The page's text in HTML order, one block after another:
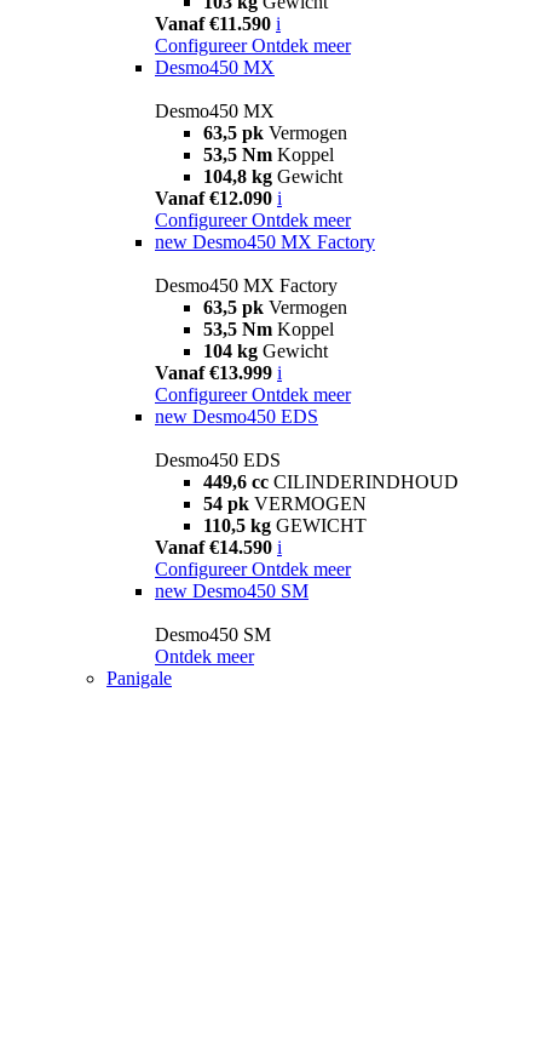
Vanaf €11.590 i
Configureer Ontdek meer
Desmo450 MX
Desmo450 MX
63,5 pk Vermogen
53,5 Nm Koppel
104,8 kg Gewicht
Vanaf €12.090 i
Configureer Ontdek meer
new Desmo450 MX Factory
Desmo450 MX Factory
63,5 pk Vermogen
53,5 Nm Koppel
104 kg Gewicht
Vanaf €13.999 i
Configureer Ontdek meer
new Desmo450 EDS
Desmo450 EDS
449,6 cc CILINDERINDHOUD
54 pk VERMOGEN
110,5 kg GEWICHT
Vanaf €14.590 i
Configureer Ontdek meer
new Desmo450 SM
Desmo450 SM
Ontdek meer
Panigale